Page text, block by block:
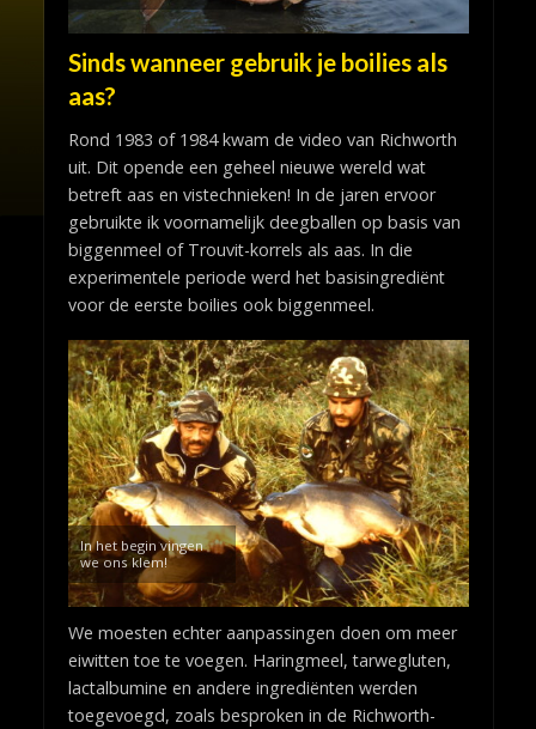
Sinds wanneer gebruik je boilies als
aas?
Rond 1983 of 1984 kwam de video van Richworth
uit. Dit opende een geheel nieuwe wereld wat
betreft aas en vistechnieken! In de jaren ervoor
gebruikte ik voornamelijk deegballen op basis van
biggenmeel of Trouvit-korrels als aas. In die
experimentele periode werd het basisingrediënt
voor de eerste boilies ook biggenmeel.
In het begin vingen
we ons klem!
We moesten echter aanpassingen doen om meer
eiwitten toe te voegen. Haringmeel, tarwegluten,
lactalbumine en andere ingrediënten werden
toegevoegd, zoals besproken in de Richworth-